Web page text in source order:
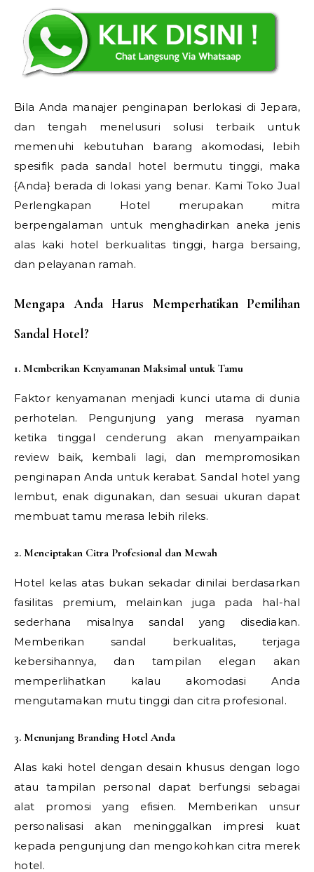
Bila Anda manajer penginapan berlokasi di Jepara,
dan tengah menelusuri solusi terbaik untuk
memenuhi kebutuhan barang akomodasi, lebih
spesifik pada sandal hotel bermutu tinggi, maka
{Anda} berada di lokasi yang benar. Kami Toko Jual
Perlengkapan Hotel merupakan mitra
berpengalaman untuk menghadirkan aneka jenis
alas kaki hotel berkualitas tinggi, harga bersaing,
dan pelayanan ramah.
Mengapa Anda Harus Memperhatikan Pemilihan
Sandal Hotel?
1. Memberikan Kenyamanan Maksimal untuk Tamu
Faktor kenyamanan menjadi kunci utama di dunia
perhotelan. Pengunjung yang merasa nyaman
ketika tinggal cenderung akan menyampaikan
review baik, kembali lagi, dan mempromosikan
penginapan Anda untuk kerabat. Sandal hotel yang
lembut, enak digunakan, dan sesuai ukuran dapat
membuat tamu merasa lebih rileks.
2. Menciptakan Citra Profesional dan Mewah
Hotel kelas atas bukan sekadar dinilai berdasarkan
fasilitas premium, melainkan juga pada hal-hal
sederhana misalnya sandal yang disediakan.
Memberikan sandal berkualitas, terjaga
kebersihannya, dan tampilan elegan akan
memperlihatkan kalau akomodasi Anda
mengutamakan mutu tinggi dan citra profesional.
3. Menunjang Branding Hotel Anda
Alas kaki hotel dengan desain khusus dengan logo
atau tampilan personal dapat berfungsi sebagai
alat promosi yang efisien. Memberikan unsur
personalisasi akan meninggalkan impresi kuat
kepada pengunjung dan mengokohkan citra merek
hotel.